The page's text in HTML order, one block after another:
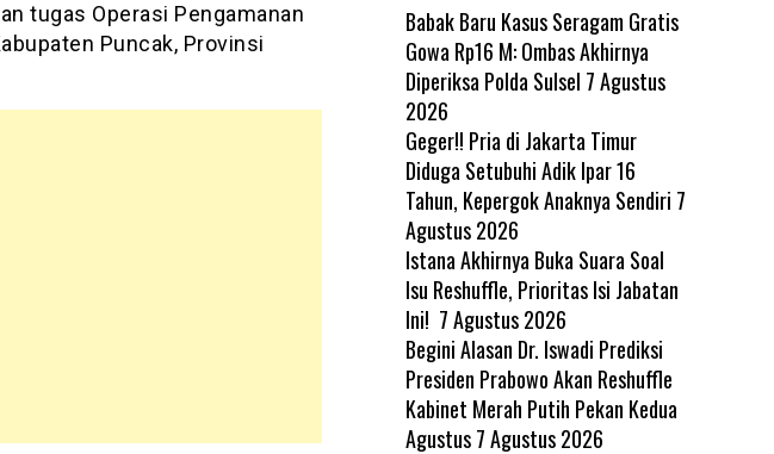
tugas Operasi Pengamanan
Puncak, Provinsi
Babak Baru Kasus Seragam Gratis
Gowa Rp16 M: Ombas Akhirnya
Diperiksa Polda Sulsel 7 Agustus
2026
Geger!! Pria di Jakarta Timur
Diduga Setubuhi Adik Ipar 16
Tahun, Kepergok Anaknya Sendiri 7
Agustus 2026
Istana Akhirnya Buka Suara Soal
Isu Reshuffle, Prioritas Isi Jabatan
Ini! 7 Agustus 2026
Begini Alasan Dr. Iswadi Prediksi
Presiden Prabowo Akan Reshuffle
Kabinet Merah Putih Pekan Kedua
Agustus 7 Agustus 2026